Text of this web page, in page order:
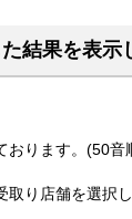
結果を表示
おります。(50音
り店舗を選択し